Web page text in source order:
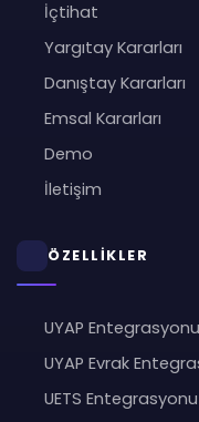
İçtihat
Yargıtay Kararları
Danıştay Kararları
Emsal Kararları
Demo
İletişim
ÖZELLİKLER
UYAP Entegrasyonu
UYAP Evrak
UETS Entegrasyonu